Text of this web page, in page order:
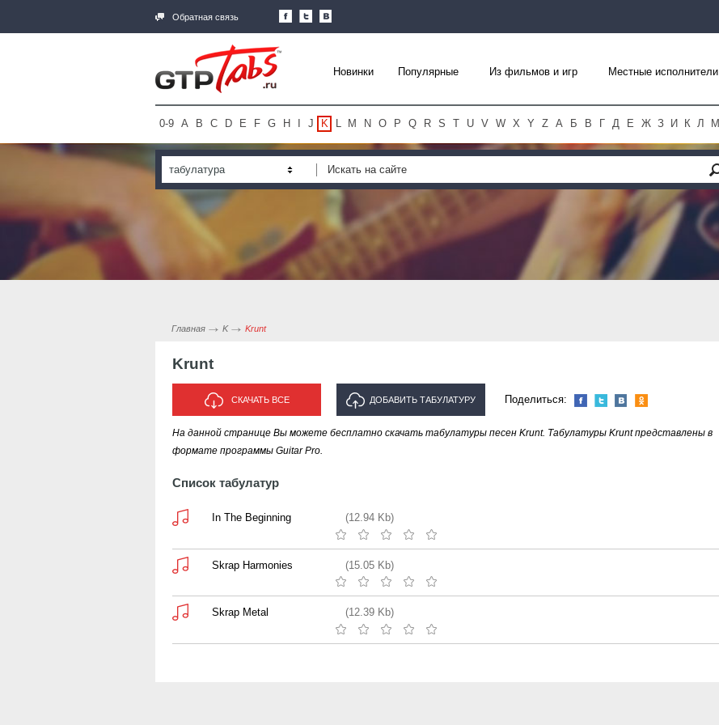
Обратная связь
Новинки Популярные Из фильмов и игр Местные исполнители
0-9 A B C D E F G H J K L M N O P Q R S T U V W X Y Z А Б В Г Д Е Ж З И К Л М
табулатура
Главная K Krunt
Krunt
СКАЧАТЬ ВСЕ ДОБАВИТЬ ТАБУЛАТУРУ
ИСПОЛНИТЕЛЯ "KRUNT"
Поделиться:
На данной странице Вы можете бесплатно скачать табулатуры песен Krunt. Табулатуры Krunt представлены в
формате программы Guitar Pro.
Список табулатур
In The Beginning (12.94 Kb)
Skrap Harmonies (15.05 Kb)
Skrap Metal (12.39 Kb)